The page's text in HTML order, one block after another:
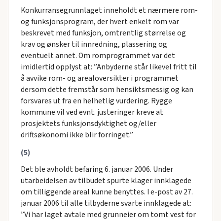
Konkurransegrunnlaget inneholdt et nærmere rom-
og funksjonsprogram, der hvert enkelt rom var
beskrevet med funksjon, omtrentlig størrelse og
krav og ønsker til innredning, plassering og
eventuelt annet. Om romprogrammet var det
imidlertid opplyst at: ”Anbyderne står likevel fritt til
å avvike rom- og arealoversikter i programmet
dersom dette fremstår som hensiktsmessig og kan
forsvares ut fra en helhetlig vurdering. Rygge
kommune vil ved evnt. justeringer kreve at
prosjektets funksjonsdyktighet og/eller
driftsøkonomi ikke blir forringet.”
(5)
Det ble avholdt befaring 6. januar 2006. Under
utarbeidelsen av tilbudet spurte klager innklagede
om tilliggende areal kunne benyttes. I e-post av 27.
januar 2006 til alle tilbyderne svarte innklagede at:
”Vi har laget avtale med grunneier om tomt vest for